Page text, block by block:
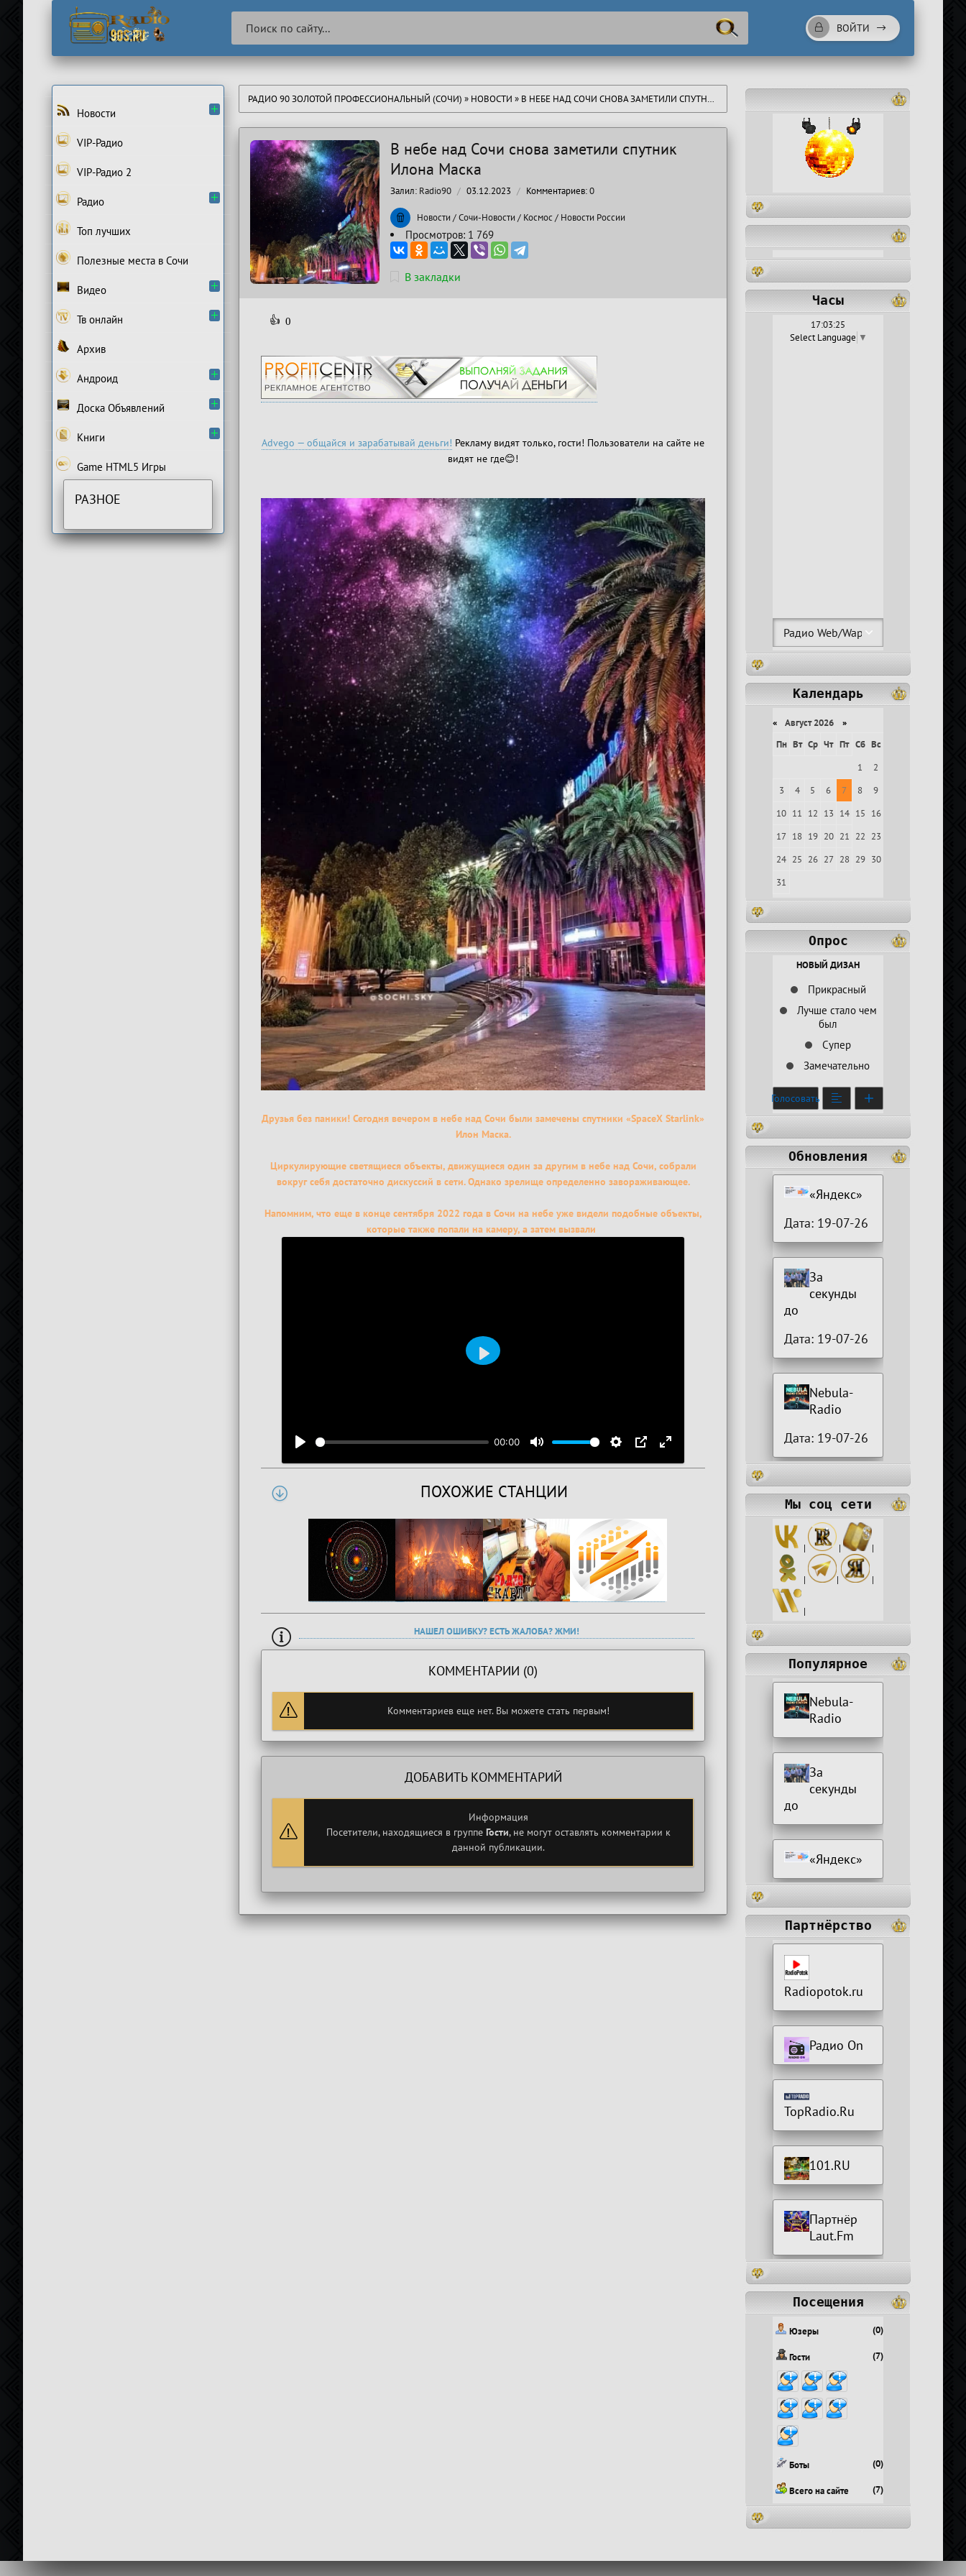
ВОЙТИ
РАДИО 90 ЗОЛОТОЙ ПРОФЕССИОНАЛЬНЫЙ (СОЧИ) » НОВОСТИ » В НЕБЕ НАД СОЧИ СНОВА ЗАМЕТИЛИ СПУТНИК ИЛОНА МАСКА
В небе над Сочи снова заметили спутник
Илона Маска
👍 0
Залил: Radio90 03.12.2023 Комментариев:0
Новости /Сочи-Новости / Космос/ Новости России
Просмотров: 1 769
В закладки
Advego — общайся и зарабатывай деньги! Рекламу видят только, гости! Пользователи на сайте не
видят не где😊!
Друзья без паники! Сегодня вечером в небе над Сочи были замечены спутники «SpaceX Starlink»
Илон Маска.
Циркулирующие светящиеся объекты, движущиеся один за другим в небе над Сочи, собрали
вокруг себя достаточно дискуссий в сети. Однако зрелище определенно завораживающее.
Напомним, что еще в конце сентября 2022 года в Сочи на небе уже видели подобные объекты,
которые также попали на камеру, а затем вызвали
00:00
Воспроизвести
ПОХОЖИЕ СТАНЦИИ
НАШЕЛ ОШИБКУ? ЕСТЬ ЖАЛОБА? ЖМИ!
КОММЕНТАРИИ (0)
Комментариев еще нет. Вы можете стать первым!
ДОБАВИТЬ КОММЕНТАРИЙ
Информация
Посетители, находящиеся в группе Гости, не могут оставлять комментарии к
данной публикации.
Новости
VIP-Радио
VIP-Радио 2
Радио
Топ лучших
Полезные места в Сочи
Видео
Тв онлайн
Архив
Андроид
Доска Объявлений
Книги
Game HTML5 Игры
РАЗНОЕ
Часы
17:03:26
Select Language ▼
Календарь
« Август 2026 »
Пн Вт Ср Чт Пт Сб Вс
1
2
3
4 5 6 7 8
9
10 11 12 13 14 15 16
17 18 19 20 21 22 23
24 25 26 27 28 29 30
31
Опрос
НОВЫЙ ДИЗАН
Прикрасный
Лучше стало чем
был
Супер
Замечательно
Голосовать
Обновления
«Яндекс»
Дата: 19-07-26
За
секунды
до
Дата: 19-07-26
Nebula-
Radio
Дата: 19-07-26
Мы соц сети
| | |
| | |
|
Популярное
Nebula-
Radio
За
секунды
до
«Яндекс»
Партнёрство
Radiopotok.ru
Радио On
TopRadio.Ru
101.RU
Партнёр
Laut.Fm
Посещения
Юзеры (0)
Гости (7)
Боты (0)
Всего на сайте (7)